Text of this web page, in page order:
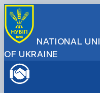
NATIONAL
OF UKRAINE